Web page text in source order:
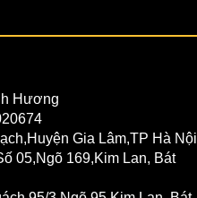
Hương
Gia Lâm,TP Hà Nội
05,Ngõ 169,Kim Lan, Bát